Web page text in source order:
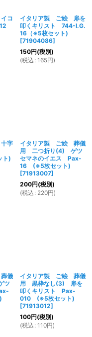
コ
イタリア製 ご絵 扉を
叩くキリスト 744-I.G.
16（※5枚セット)
[71904086]
150円(税別)
(税込 : 165円)
字
ト)
イタリア製 ご絵 葬儀
用 二つ折り(4) ゲツ
セマネのイエス Pax-
16 (※5枚セット)
[71913007]
200円(税別)
(税込 : 220円)
儀
ツ
イタリア製 ご絵 葬儀
用 黒枠なし(3) 扉を
叩くキリスト Pax-
010 (※5枚セット)
[71913012]
100円(税別)
(税込 : 110円)